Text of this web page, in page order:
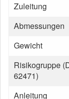
Zuleitung
Abmessungen
Gewicht
Risikogruppe
62471)
Anleitung